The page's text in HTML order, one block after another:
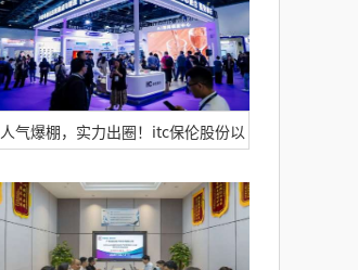
落幕！
人气爆棚，实力出圈！itc保伦股份以
InfoComm China展